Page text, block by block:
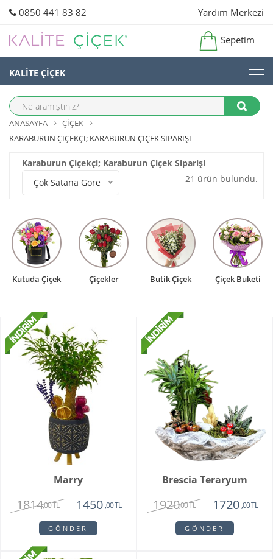
0850 441 83 82 Yardım Merkezi
Sepetim
KALİTE ÇİÇEK
ANASAYFA
ÇIÇEK
KARABURUN ÇIÇEKÇI; KARABURUN ÇIÇEK SIPARIŞI
Karaburun Çiçekçi; Karaburun Çiçek Siparişi
Çok Satana Göre
21 ürün bulundu.
Kutuda Çiçek Çiçekler Butik Çiçek Çiçek Buketi
Marry
1814,00 TL 1450 ,00 TL
GÖNDER
Brescia Teraryum
1920,00 TL 1720 ,00 TL
GÖNDER